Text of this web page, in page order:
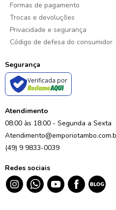
Formas de pagamento
Trocas e devoluções
Privacidade e segurança
Código de defesa do consumidor
Segurança
Verificada por
Atendimento
08:00 às 18:00 - Segunda a Sexta
(49) 9 9833-0039
Redes sociais